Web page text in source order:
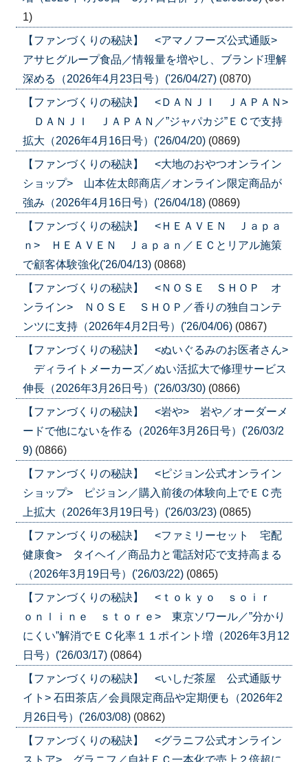
1)
【ファンづくりの秘訣】 <アマノフーズ公式通販>
アサヒグループ食品／情報量を増やし、ブランド理解
深める（2026年4月23日号）('26/04/27) (0870)
【ファンづくりの秘訣】 <ＤＡＮＪＩ ＪＡＰＡＮ>
ＤＡＮＪＩ ＪＡＰＡＮ／”ジャパカジ”ＥＣで支持
拡大（2026年4月16日号）('26/04/20) (0869)
【ファンづくりの秘訣】 <大地のおやつオンライン
ショップ> 山本佐太郎商店／オンライン限定商品が
強み（2026年4月16日号）('26/04/18) (0869)
【ファンづくりの秘訣】 <ＨＥＡＶＥＮ Ｊａｐａ
ｎ> ＨＥＡＶＥＮ Ｊａｐａｎ／ＥＣとリアル施策
で顧客体験強化('26/04/13) (0868)
【ファンづくりの秘訣】 <ＮＯＳＥ ＳＨＯＰ オ
ンライン> ＮＯＳＥ ＳＨＯＰ／香りの独自コンテ
ンツに支持（2026年4月2日号）('26/04/06) (0867)
【ファンづくりの秘訣】 <ぬいぐるみのお医者さん>
ディライトメーカーズ／ぬい活拡大で修理サービス
伸長（2026年3月26日号）('26/03/30) (0866)
【ファンづくりの秘訣】 <岩や> 岩や／オーダーメ
ードで他にないを作る（2026年3月26日号）('26/03/2
9) (0866)
【ファンづくりの秘訣】 <ピジョン公式オンライン
ショップ> ピジョン／購入前後の体験向上でＥＣ売
上拡大（2026年3月19日号）('26/03/23) (0865)
【ファンづくりの秘訣】 <ファミリーセット 宅配
健康食> タイヘイ／商品力と電話対応で支持高まる
（2026年3月19日号）('26/03/22) (0865)
【ファンづくりの秘訣】 <ｔｏｋｙｏ ｓｏｉｒ
ｏｎｌｉｎｅ ｓｔｏｒｅ> 東京ソワール／”分かり
にくい”解消でＥＣ化率１１ポイント増（2026年3月12
日号）('26/03/17) (0864)
【ファンづくりの秘訣】 <いしだ茶屋 公式通販サ
イト> 石田茶店／会員限定商品や定期便も（2026年2
月26日号）('26/03/08) (0862)
【ファンづくりの秘訣】 <グラニフ公式オンライン
ストア> グラニフ／自社ＥＣ一本化で売上２倍超に